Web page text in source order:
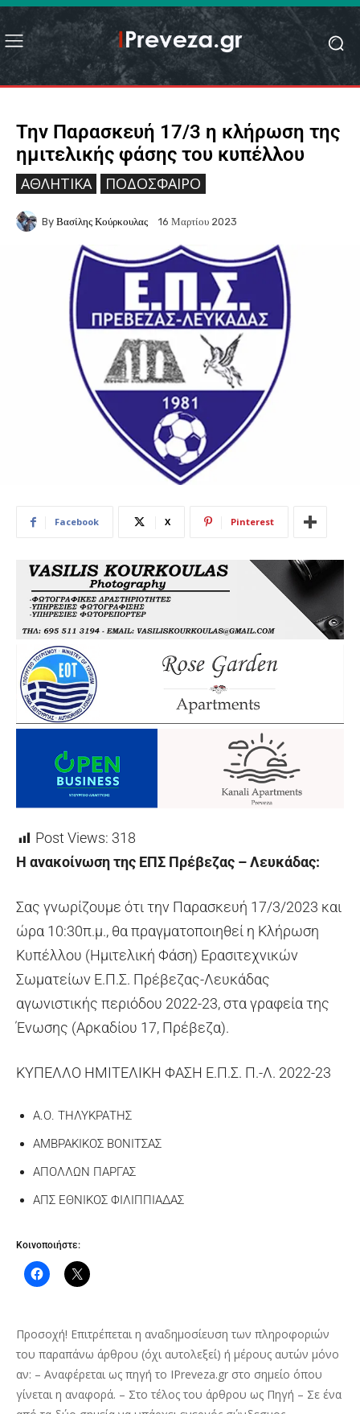
Την Παρασκευή 17/3 η κλήρωση της
ημιτελικής φάσης του κυπέλλου
ΑΘΛΗΤΙΚΆ ΠΟΔΌΣΦΑΙΡΟ
By Βασίλης Κούρκουλας 16 Μαρτίου 2023
Facebook X Pinterest
Post Views: 318
Η ανακοίνωση της ΕΠΣ Πρέβεζας – Λευκάδας:
Σας γνωρίζουμε ότι την Παρασκευή 17/3/2023 και
ώρα 10:30π.μ., θα πραγματοποιηθεί η Κλήρωση
Κυπέλλου (Ημιτελική Φάση) Ερασιτεχνικών
Σωματείων Ε.Π.Σ. Πρέβεζας-Λευκάδας
αγωνιστικής περιόδου 2022-23, στα γραφεία της
Ένωσης (Αρκαδίου 17, Πρέβεζα).
ΚΥΠΕΛΛΟ ΗΜΙΤΕΛΙΚΗ ΦΑΣΗ Ε.Π.Σ. Π.-Λ. 2022-23
Α.Ο. ΤΗΛΥΚΡΑΤΗΣ
ΑΜΒΡΑΚΙΚΟΣ ΒΟΝΙΤΣΑΣ
ΑΠΟΛΛΩΝ ΠΑΡΓΑΣ
ΑΠΣ ΕΘΝΙΚΟΣ ΦΙΛΙΠΠΙΑΔΑΣ
Κοινοποιήστε:
Προσοχή! Επιτρέπεται η αναδημοσίευση των πληροφοριών
του παραπάνω άρθρου (όχι αυτολεξεί) ή μέρους αυτών μόνο
αν: – Αναφέρεται ως πηγή το IPreveza.gr στο σημείο όπου
γίνεται η αναφορά. – Στο τέλος του άρθρου ως Πηγή – Σε ένα